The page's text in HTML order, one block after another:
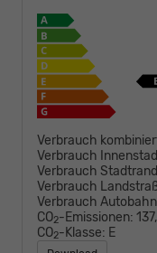
Verbrauch
Verbrauch
Verbrauch
Verbrauch
Verbrauch
CO2-Emissionen:
CO2-Klasse: E